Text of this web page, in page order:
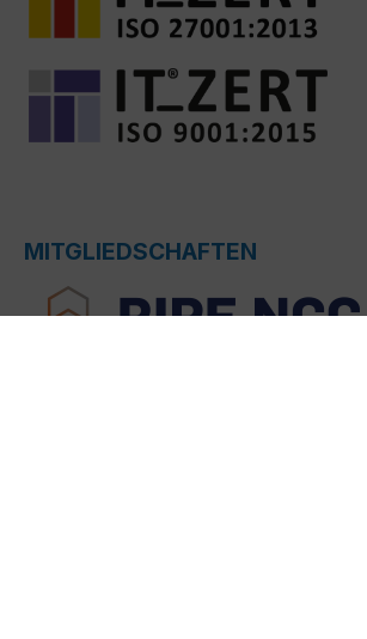
MITGLIEDSCHAFTEN